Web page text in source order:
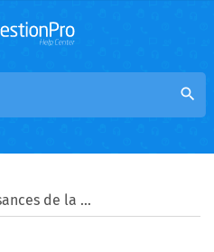
search
Base de connaissances de la communauté